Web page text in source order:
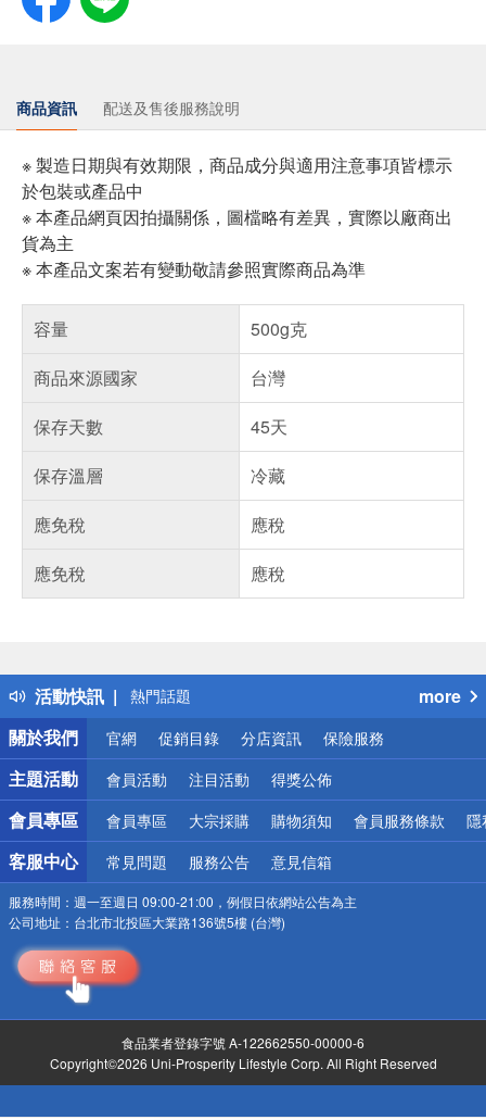
商品資訊 配送及售後服務說明
※ 製造日期與有效期限，商品成分與適用注意事項皆標示
於包裝或產品中
※ 本產品網頁因拍攝關係，圖檔略有差異，實際以廠商出
貨為主
※ 本產品文案若有變動敬請參照實際商品為準
容量
500g克
商品來源國家
台灣
保存天數
45天
保存溫層
冷藏
應免稅
應稅
應免稅
應稅
活動快訊
得獎公告
熱門話題
銀行優惠
偏遠地區配送
詐騙網頁！請小心！
more
關於我們
官網 促銷目錄 分店資訊 保險服務
主題活動 會員活動 注目活動 得獎公佈
會員專區 會員專區 大宗採購 購物須知 會員服務條款 隱
客服中心 常見問題 服務公告 意見信箱
服務時間： 週一至週日 09:00-21:00，例假日依網站公告為主
公司地址： 台北市北投區大業路136號5樓 (台灣)
食品業者登錄字號 A-122662550-00000-6
Copyright©2026 Uni-Prosperity Lifestyle Corp. All Right Reserved